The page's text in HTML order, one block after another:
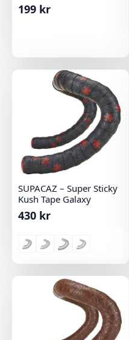
199 kr
SUPACAZ – Super Sticky
Kush Tape Galaxy
430 kr